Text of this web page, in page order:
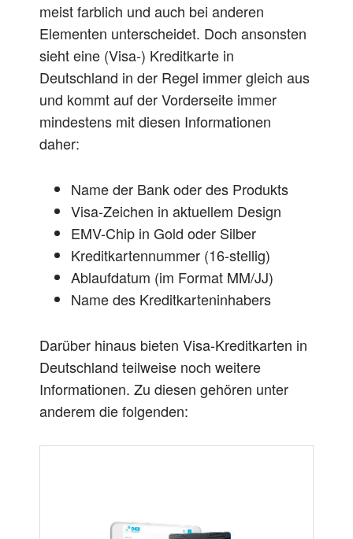
meist farblich und auch bei anderen
Elementen unterscheidet. Doch ansonsten
sieht eine (Visa-) Kreditkarte in
Deutschland in der Regel immer gleich aus
und kommt auf der Vorderseite immer
mindestens mit diesen Informationen
daher:
Name der Bank oder des Produkts
Visa-Zeichen in aktuellem Design
EMV-Chip in Gold oder Silber
Kreditkartennummer (16-stellig)
Ablaufdatum (im Format MM/JJ)
Name des Kreditkarteninhabers
Darüber hinaus bieten Visa-Kreditkarten in
Deutschland teilweise noch weitere
Informationen. Zu diesen gehören unter
anderem die folgenden: